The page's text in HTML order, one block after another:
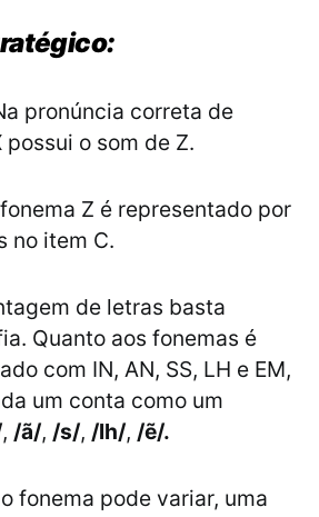
pronúncia correta de
possui o som de Z.
Z é representado por
no item C.
de letras basta
Quanto aos fonemas é
com IN, AN, SS, LH e EM,
um conta como um
, /ã/, /s/, /lh/, /ẽ/.
fonema pode variar, uma